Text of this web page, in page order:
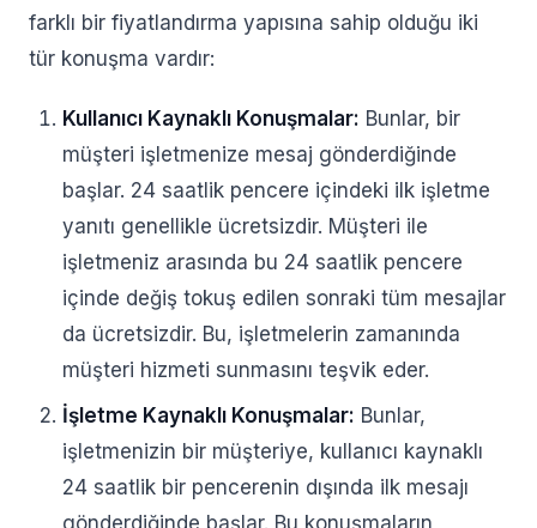
farklı bir fiyatlandırma yapısına sahip olduğu iki
tür konuşma vardır:
Kullanıcı Kaynaklı Konuşmalar: Bunlar, bir
müşteri işletmenize mesaj gönderdiğinde
başlar. 24 saatlik pencere içindeki ilk işletme
yanıtı genellikle ücretsizdir. Müşteri ile
işletmeniz arasında bu 24 saatlik pencere
içinde değiş tokuş edilen sonraki tüm mesajlar
da ücretsizdir. Bu, işletmelerin zamanında
müşteri hizmeti sunmasını teşvik eder.
İşletme Kaynaklı Konuşmalar: Bunlar,
işletmenizin bir müşteriye, kullanıcı kaynaklı
24 saatlik bir pencerenin dışında ilk mesajı
gönderdiğinde başlar. Bu konuşmaların